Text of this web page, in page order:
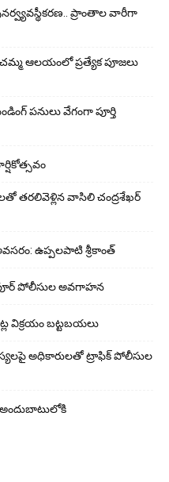
ప్రాంతాల వారీగా
ఆలయంలో ప్రత్యేక పూజలు
పనులు వేగంగా పూర్తి
త‌ర‌లివెళ్లిన వాసిలి చంద్ర‌శేఖ‌ర్
ఉప్పలపాటి శ్రీకాంత్
పోలీసుల అవగాహన
విక్రయం బట్టబయలు
అధికారులతో ట్రాఫిక్ పోలీసుల
అందుబాటులోకి